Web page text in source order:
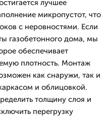
лучшее
микропустот, что
с неровностями. Если
газобетонного дома, мы
обеспечивает
плотность. Монтаж
как снаружи, так и
и облицовкой.
толщину слоя и
перегрузку